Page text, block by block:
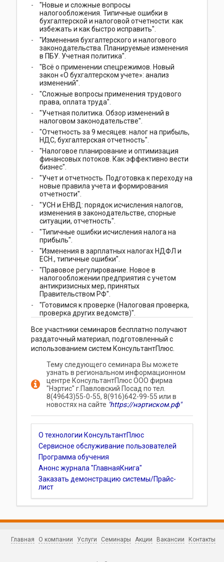
"Новые и сложные вопросы
налогообложения. Типичные ошибки в
бухгалтерской и налоговой отчетности: как
избежать и как быстро исправить".
"Изменения бухгалтерского и налогового
законодательства. Планируемые изменения
в ПБУ. Учетная политика".
"Всё о применении спецрежимов. Новый
закон «О бухгалтерском учете»: анализ
изменений".
"Сложные вопросы применения трудового
права, оплата труда".
"Учетная политика. Обзор изменений в
налоговом законодательстве".
"Отчетность за 9 месяцев: налог на прибыль,
НДС, бухгалтерская отчетность".
"Налоговое планирование и оптимизация
финансовых потоков. Как эффективно вести
бизнес".
"Учет и отчетность. Подготовка к переходу на
новые правила учета и формирования
отчетности".
"УСН и ЕНВД: порядок исчисления налогов,
изменения в законодательстве, спорные
ситуации, отчетность".
"Типичные ошибки исчисления налога на
прибыль".
"Изменения в зарплатных налогах НДФЛ и
ЕСН., типичные ошибки".
"Правовое регулирование. Новое в
налогообложении предприятия с учетом
антикризисных мер, принятых
Правительством РФ".
"Готовимся к проверке (Налоговая проверка,
проверка других ведомств)".
Все участники семинаров бесплатно получают
раздаточный материал, подготовленный с
использованием систем КонсультантПлюс.
Тему следующего семинара Вы можете
узнать в региональном информационном
центре КонсультантПлюс ООО фирма
"Нэртис" г.Павловский Посад по тел.
8(49643)55-0-55, 8(916)642-99-55 или в
новостях на сайте "https://нэртиском.рф"
О технологии КонсультантПлюс
Сервисное обслуживание пользователей
Программа обучения
Анонс журнала "ГлавнаяКнига"
Заказать демонстрацию системы/Прайс-
лист
Главная О компании Услуги Семинары Акции Вакансии Контакты